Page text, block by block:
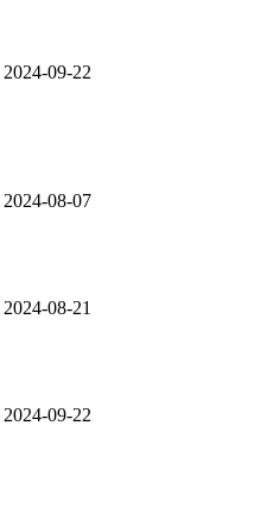
2024-09-22
2024-08-07
2024-08-21
2024-09-22